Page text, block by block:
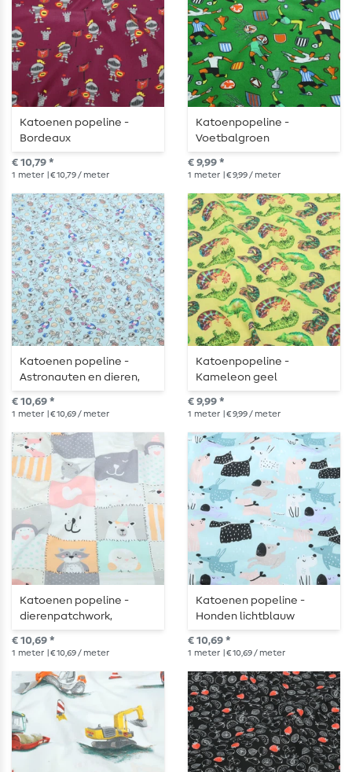
Katoenen popeline -
Bordeaux
€ 10,79 *
1 meter | € 10,79 / meter
Katoenpopeline -
Voetbalgroen
€ 9,99 *
1 meter | € 9,99 / meter
Katoenen popeline -
Astronauten en dieren,
lichtblauw
€ 10,69 *
1 meter | € 10,69 / meter
Katoenpopeline -
Kameleon geel
€ 9,99 *
1 meter | € 9,99 / meter
Katoenen popeline -
dierenpatchwork,
multicolor pastel
€ 10,69 *
1 meter | € 10,69 / meter
Katoenen popeline -
Honden lichtblauw
€ 10,69 *
1 meter | € 10,69 / meter